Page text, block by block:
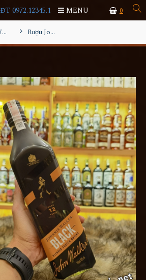
0
ĐT 0972.12345.1 MENU
Rượu Whisky Rượu Johnnie Walker Black Label icon 2023